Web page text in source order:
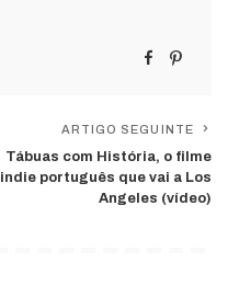
ARTIGO SEGUINTE
Tábuas com História, o filme
indie português que vai a Los
Angeles (vídeo)